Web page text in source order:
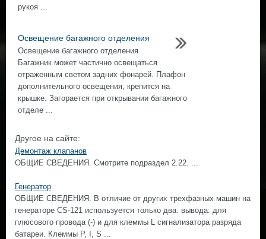
рукоя ...
Освещение багажного отделения
Освещение багажного отделения
Багажник может частично освещаться
отраженным светом задних фонарей. Плафон
дополнительного освещения, крепится на
крышке. Загорается при открывании багажного
отделе ...
Другое на сайте:
Демонтаж клапанов
ОБЩИЕ СВЕДЕНИЯ. Смотрите подраздел 2.22. ...
Генератор
ОБЩИЕ СВЕДЕНИЯ. В отличие от других трехфазных машин на
генераторе CS-121 используется только два. вывода: для
плюсового провода (-) и для клеммы L сигнализатора разряда
батареи. Клеммы Р, I, S ...